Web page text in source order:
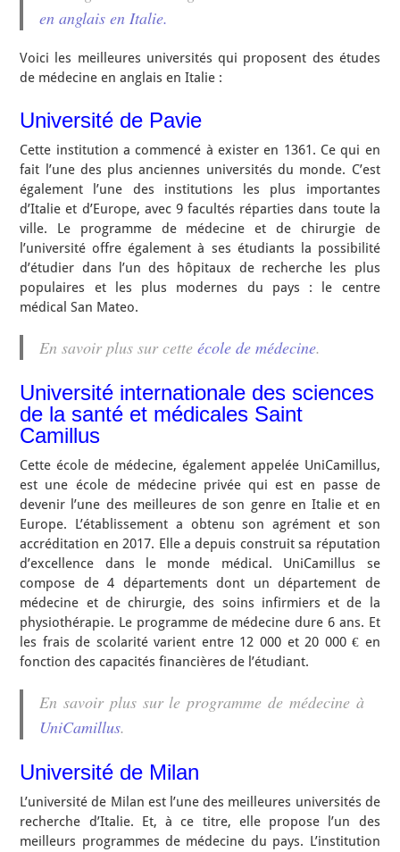
en anglais en Italie.
Voici les meilleures universités qui proposent des études
de médecine en anglais en Italie :
Université de Pavie
Cette institution a commencé à exister en 1361. Ce qui en
fait l’une des plus anciennes universités du monde. C’est
également l’une des institutions les plus importantes
d’Italie et d’Europe, avec 9 facultés réparties dans toute la
ville. Le programme de médecine et de chirurgie de
l’université offre également à ses étudiants la possibilité
d’étudier dans l’un des hôpitaux de recherche les plus
populaires et les plus modernes du pays : le centre
médical San Mateo.
En savoir plus sur cetteécole de médecine.
Université internationale des sciences
de la santé et médicales Saint
Camillus
Cette école de médecine, également appelée UniCamillus,
est une école de médecine privée qui est en passe de
devenir l’une des meilleures de son genre en Italie et en
Europe. L’établissement a obtenu son agrément et son
accréditation en 2017. Elle a depuis construit sa réputation
d’excellence dans le monde médical. UniCamillus se
compose de 4 départements dont un département de
médecine et de chirurgie, des soins infirmiers et de la
physiothérapie. Le programme de médecine dure 6 ans. Et
les frais de scolarité varient entre 12 000 et 20 000 € en
fonction des capacités financières de l’étudiant.
En savoir plus sur le programme de médecine à
UniCamillus.
Université de Milan
L’université de Milan est l’une des meilleures universités de
recherche d’Italie. Et, à ce titre, elle propose l’un des
meilleurs programmes de médecine du pays. L’institution